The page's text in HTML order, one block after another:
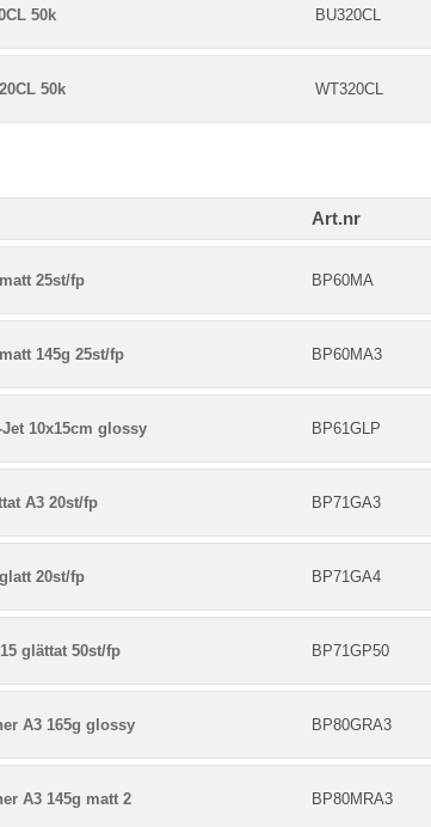
50k BU320CL
50k WT320CL
Art.nr
25st/fp BP60MA
145g 25st/fp BP60MA3
10x15cm glossy BP61GLP
A3 20st/fp BP71GA3
20st/fp BP71GA4
glättat 50st/fp BP71GP50
A3 165g glossy BP80GRA3
A3 145g matt 2 BP80MRA3